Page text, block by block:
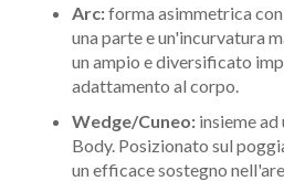
Arc:forma asimmetrica
una parte e un'incurvatura
un ampio e diversificato
adattamento al corpo.
Wedge/Cuneo: insieme
Body. Posizionato sul
un efficace sostegno